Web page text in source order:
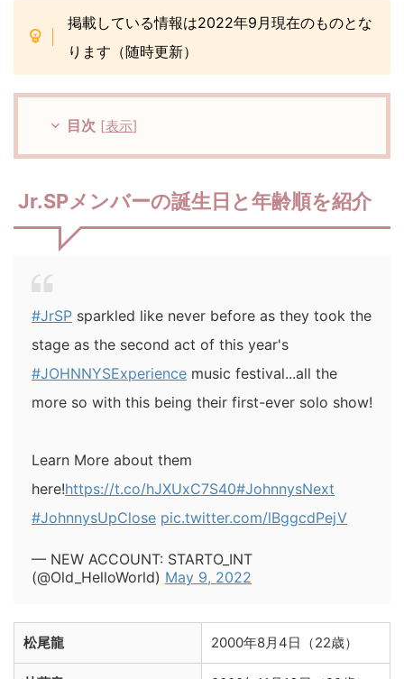
掲載している情報は2022年9月現在のものとな
ります（随時更新）
目次 [表示]
Jr.SPメンバーの誕生日と年齢順を紹介
#JrSP sparkled like never before as they took the
stage as the second act of this year's
#JOHNNYSExperience music festival...all the
more so with this being their first-ever solo show!
Learn More about them
here!https://t.co/hJXUxC7S40#JohnnysNext
#JohnnysUpClose pic.twitter.com/lBggcdPejV
— NEW ACCOUNT: STARTO_INT
(@Old_HelloWorld) May 9, 2022
松尾龍 2000年8月4日（22歳）